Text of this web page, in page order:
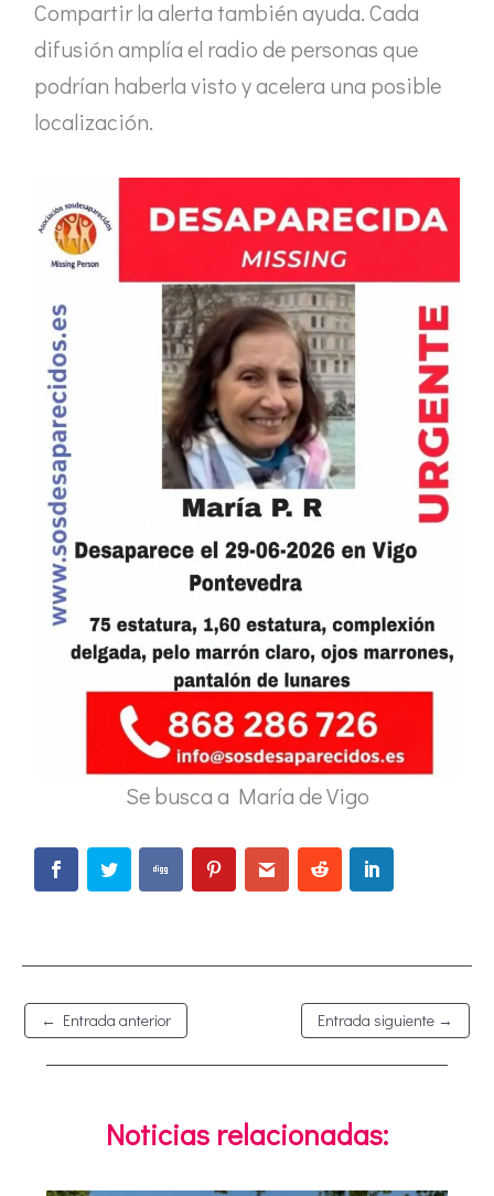
Compartir la alerta también ayuda. Cada
difusión amplía el radio de personas que
podrían haberla visto y acelera una posible
localización.
Se busca a María de Vigo
← Entrada anterior Entrada siguiente →
Noticias relacionadas: